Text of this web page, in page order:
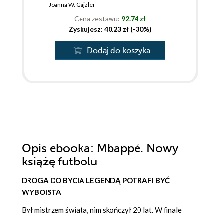
Joanna W. Gajzler
Cena zestawu: 92.74 zł
Zyskujesz: 40.23 zł (-30%)
Dodaj do koszyka
Opis ebooka: Mbappé. Nowy
książę futbolu
DROGA DO BYCIA LEGENDĄ POTRAFI BYĆ
WYBOISTA
Był mistrzem świata, nim skończył 20 lat. W finale